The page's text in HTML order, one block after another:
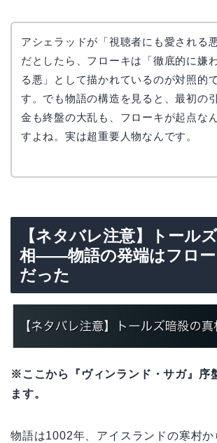
アシェラッドが「視聴者にも愛される悪
だとしたら、フローキは「徹底的に嫌
る悪」として描かれているのが対照的
す。でも物語の構造を見ると、最初の
金も終盤の大乱も、フローキが起点な
すよね。実は超重要人物なんです。
【ネタバレ注意】トール
相——物語の発端はフロー
だった
※ここから『ヴィンランド・サガ』序
ます。
物語は1002年、アイスランドの寒村か